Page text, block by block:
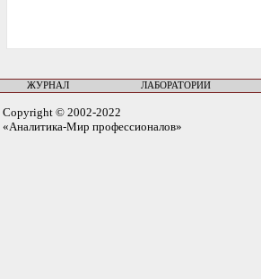
ЖУРНАЛ ЛАБОРАТОРИИ
Copyright © 2002-2022
«Аналитика-Мир профессионалов»